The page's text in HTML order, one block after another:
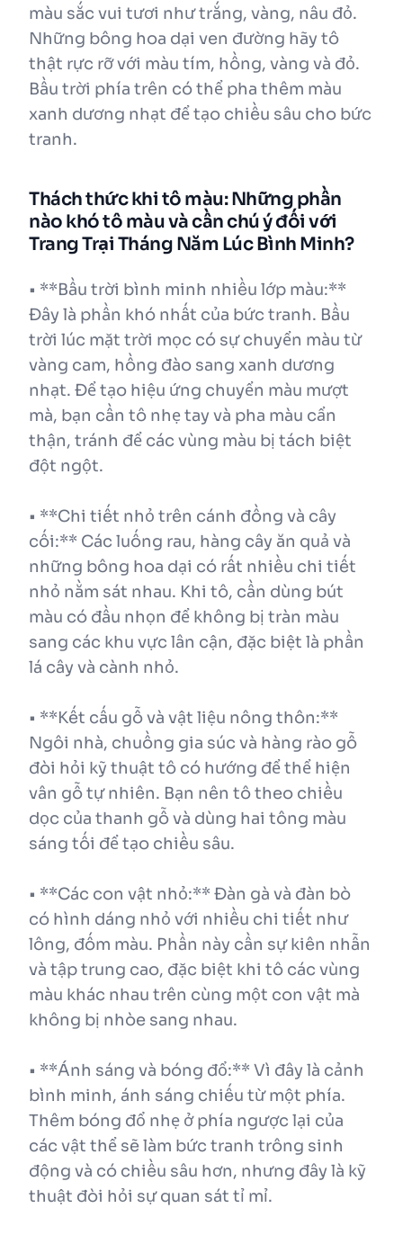
màu sắc vui tươi như trắng, vàng, nâu đỏ.
Những bông hoa dại ven đường hãy tô
thật rực rỡ với màu tím, hồng, vàng và đỏ.
Bầu trời phía trên có thể pha thêm màu
xanh dương nhạt để tạo chiều sâu cho bức
tranh.
Thách thức khi tô màu: Những phần
nào khó tô màu và cần chú ý đối với
Trang Trại Tháng Năm Lúc Bình Minh?
• **Bầu trời bình minh nhiều lớp màu:**
Đây là phần khó nhất của bức tranh. Bầu
trời lúc mặt trời mọc có sự chuyển màu từ
vàng cam, hồng đào sang xanh dương
nhạt. Để tạo hiệu ứng chuyển màu mượt
mà, bạn cần tô nhẹ tay và pha màu cẩn
thận, tránh để các vùng màu bị tách biệt
đột ngột.
• **Chi tiết nhỏ trên cánh đồng và cây
cối:** Các luống rau, hàng cây ăn quả và
những bông hoa dại có rất nhiều chi tiết
nhỏ nằm sát nhau. Khi tô, cần dùng bút
màu có đầu nhọn để không bị tràn màu
sang các khu vực lân cận, đặc biệt là phần
lá cây và cành nhỏ.
• **Kết cấu gỗ và vật liệu nông thôn:**
Ngôi nhà, chuồng gia súc và hàng rào gỗ
đòi hỏi kỹ thuật tô có hướng để thể hiện
vân gỗ tự nhiên. Bạn nên tô theo chiều
dọc của thanh gỗ và dùng hai tông màu
sáng tối để tạo chiều sâu.
• **Các con vật nhỏ:** Đàn gà và đàn bò
có hình dáng nhỏ với nhiều chi tiết như
lông, đốm màu. Phần này cần sự kiên nhẫn
và tập trung cao, đặc biệt khi tô các vùng
màu khác nhau trên cùng một con vật mà
không bị nhòe sang nhau.
• **Ánh sáng và bóng đổ:** Vì đây là cảnh
bình minh, ánh sáng chiếu từ một phía.
Thêm bóng đổ nhẹ ở phía ngược lại của
các vật thể sẽ làm bức tranh trông sinh
động và có chiều sâu hơn, nhưng đây là kỹ
thuật đòi hỏi sự quan sát tỉ mỉ.